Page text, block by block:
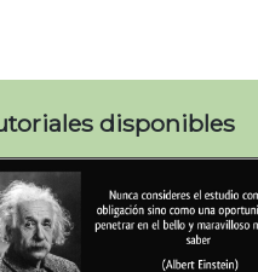
disponibles